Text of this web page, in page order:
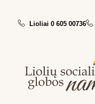
Lioliai 0 605 00736